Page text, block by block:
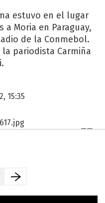
estuvo en el lugar
Moria en Paraguay,
de la Conmebol.
pariodista Carmiña
15:35